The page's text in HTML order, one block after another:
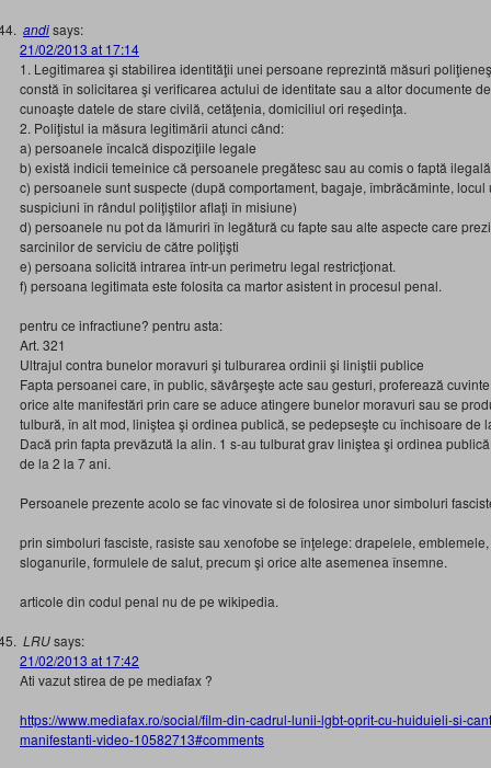
andisays:
21/02/2013 at 17:14
1. Legitimarea şi stabilirea identităţii unei persoane reprezintă măsuri
constă în solicitarea şi verificarea actului de identitate sau a altor documente
cunoaşte datele de stare civilă, cetăţenia, domiciliul ori reşedinţa.
2. Poliţistul ia măsura legitimării atunci când:
a) persoanele încalcă dispoziţiile legale
b) există indicii temeinice că persoanele pregătesc sau au comis o faptă
c) persoanele sunt suspecte (după comportament, bagaje, îmbrăcăminte,
suspiciuni în rândul poliţiştilor aflaţi în misiune)
d) persoanele nu pot da lămuriri în legătură cu fapte sau alte aspecte care
sarcinilor de serviciu de către poliţişti
e) persoana solicită intrarea într-un perimetru legal restricţionat.
f) persoana legitimata este folosita ca martor asistent in procesul penal.
pentru ce infractiune? pentru asta:
Art. 321
Ultrajul contra bunelor moravuri şi tulburarea ordinii şi liniştii publice
Fapta persoanei care, în public, săvârşeşte acte sau gesturi, proferează
orice alte manifestări prin care se aduce atingere bunelor moravuri sau se
tulbură, în alt mod, liniştea şi ordinea publică, se pedepseşte cu închisoare de
Dacă prin fapta prevăzută la alin. 1 s-au tulburat grav liniştea şi ordinea
de la 2 la 7 ani.
Persoanele prezente acolo se fac vinovate si de folosirea unor simboluri
prin simboluri fasciste, rasiste sau xenofobe se înţelege: drapelele,
sloganurile, formulele de salut, precum şi orice alte asemenea însemne.
articole din codul penal nu de pe wikipedia.
LRUsays:
21/02/2013 at 17:42
Ati vazut stirea de pe mediafax ?
https://www.mediafax.ro/social/film-din-cadrul-lunii-lgbt-oprit-cu-huiduieli-si-
manifestanti-video-10582713#comments